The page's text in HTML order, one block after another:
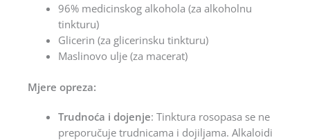
96% medicinskog alkohola (za alkoholnu
tinkturu)
Glicerin (za glicerinsku tinkturu)
Maslinovo ulje (za macerat)
Mjere opreza:
Trudnoća i dojenje: Tinktura rosopasa se ne
preporučuje trudnicama i dojiljama. Alkaloidi